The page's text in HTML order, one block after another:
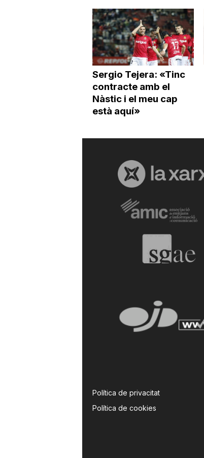
Sergio Tejera: «Tinc
contracte amb el
Nàstic i el meu cap
està aquí»
Política de privacitat
Política de cookies